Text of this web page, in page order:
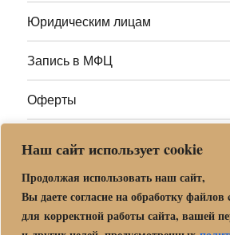
Наш сайт использует cookie
Продолжая использовать наш сайт,
Вы даете согласие на обработку файлов
для корректной работы сайта, вашей
Юридическим лицам
Запись в МФЦ
Оферты
Адреса МФЦ МО